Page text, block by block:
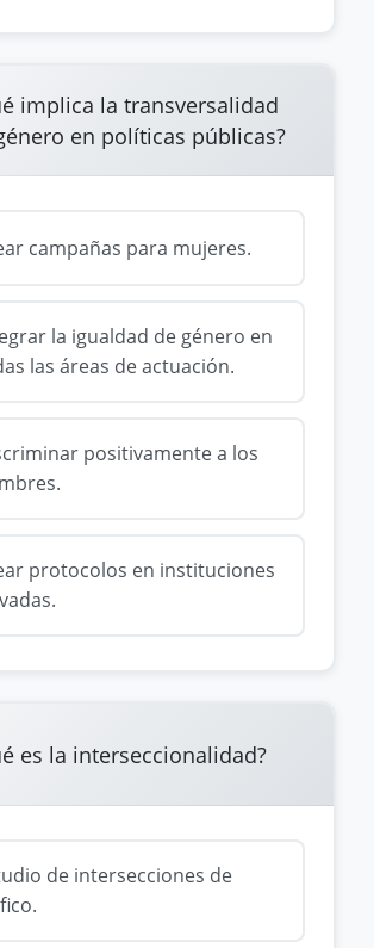
implica la transversalidad
en políticas públicas?
campañas para mujeres.
la igualdad de género en
las áreas de actuación.
positivamente a los
protocolos en instituciones
es la interseccionalidad?
de intersecciones de